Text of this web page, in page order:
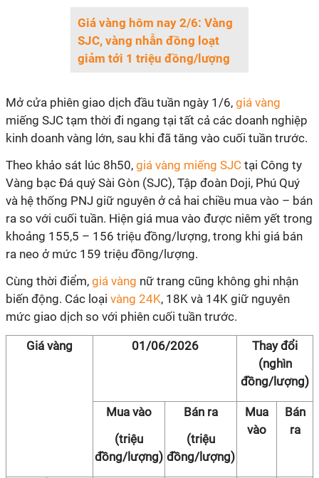
Giá vàng hôm nay 2/6: Vàng
SJC, vàng nhẫn đồng loạt
giảm tới 1 triệu đồng/lượng
Mở cửa phiên giao dịch đầu tuần ngày 1/6, giá vàng
miếng SJC tạm thời đi ngang tại tất cả các doanh nghiệp
kinh doanh vàng lớn, sau khi đã tăng vào cuối tuần trước.
Theo khảo sát lúc 8h50, giá vàng miếng SJC tại Công ty
Vàng bạc Đá quý Sài Gòn (SJC), Tập đoàn Doji, Phú Quý
và hệ thống PNJ giữ nguyên ở cả hai chiều mua vào – bán
ra so với cuối tuần. Hiện giá mua vào được niêm yết trong
khoảng 155,5 – 156 triệu đồng/lượng, trong khi giá bán
ra neo ở mức 159 triệu đồng/lượng.
Cùng thời điểm, giá vàng nữ trang cũng không ghi nhận
biến động. Các loại vàng 24K, 18K và 14K giữ nguyên
mức giao dịch so với phiên cuối tuần trước.
Giá vàng 01/06/2026
Thay đổi
(nghìn
đồng/lượng)
Mua vào
(triệu
đồng/lượng)
Bán ra
(triệu
đồng/lượng)
Mua
vào
Bán
ra